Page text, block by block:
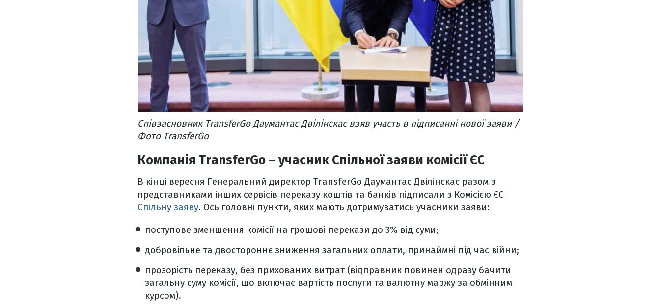
Співзасновник TransferGo Даумантас Двілінскас взяв участь в підписанні нової заяви /
Фото TransferGo
Компанія TransferGo – учасник Спільної заяви комісії ЄС
В кінці вересня Генеральний директор TransferGo Даумантас Двілінскас разом з
представниками інших сервісів переказу коштів та банків підписали з Комісією ЄС
Спільну заяву. Ось головні пункти, яких мають дотримуватись учасники заяви:
поступове зменшення комісії на грошові перекази до 3% від суми;
добровільне та двостороннє зниження загальних оплати, принаймні під час війни;
прозорість переказу, без прихованих витрат (відправник повинен одразу бачити
загальну суму комісії, що включає вартість послуги та валютну маржу за обмінним
курсом).